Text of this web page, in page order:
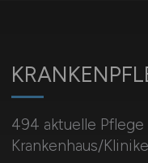
494 aktuelle
Krankenhaus/